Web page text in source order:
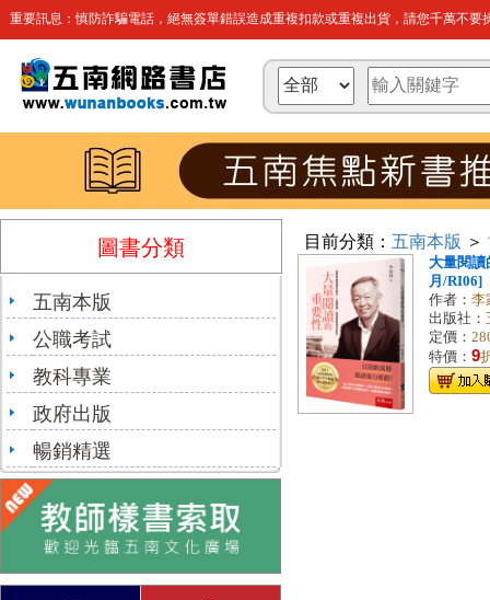
重要訊息：慎防詐騙電話，絕無簽單錯誤造成重複扣款或重複出貨，請您千萬不要
圖書分類
五南本版
公職考試
教科專業
政府出版
暢銷精選
目前分類： 五南本版 ＞
大量閱讀
月/RI06]
作者： 李
出版社：
定價：
特價： 9